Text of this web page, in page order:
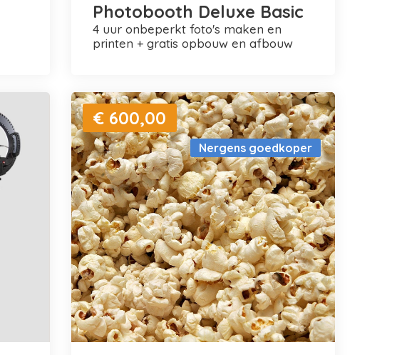
Photobooth Deluxe Basic
4 uur onbeperkt foto's maken en
printen + gratis opbouw en afbouw
Nergens goedkoper
€ 600,00